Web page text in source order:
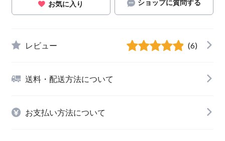
お気に入り ショップに質問する
レビュー (6)
送料・配送方法について
お支払い方法について